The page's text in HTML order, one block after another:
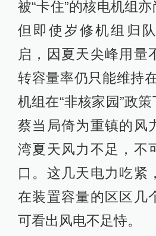
被“卡住”的核电机组亦
但即使岁修机组归
启，因夏天尖峰用量
转容量率仍只能维持
机组在“非核家园”政策
蔡当局倚为重镇的风
湾夏天风力不足，不
口。这几天电力吃紧
在装置容量的区区几
可看出风电不足恃。